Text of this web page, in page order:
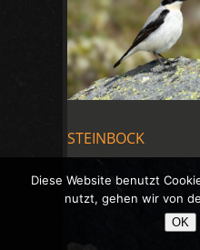
STEINBOCK
Diese Website benutzt
nutzt, gehen wir von
OK